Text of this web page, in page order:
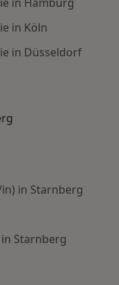
in Hamburg
in Köln
in Düsseldorf
in Starnberg
Starnberg